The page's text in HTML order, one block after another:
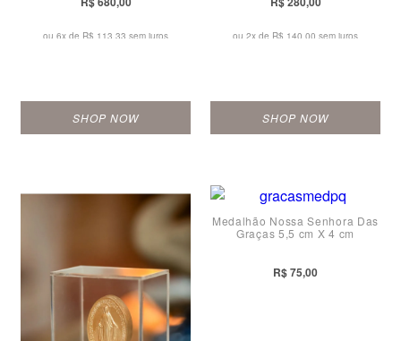
ou 6x de R$ 113,33 sem juros
SHOP NOW
ou 2x de R$ 140,00 sem juros
SHOP NOW
Medalhão Nossa Senhora Das
Graças 5,5 cm X 4 cm
R$ 75,00